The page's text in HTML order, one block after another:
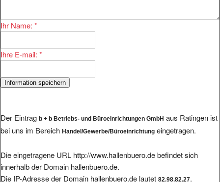
Ihr Name: *
Ihre E-mail: *
Der Eintrag b + b Betriebs- und Büroeinrichtungen GmbH aus Ratingen ist
bei uns im Bereich Handel/Gewerbe/Büroeinrichtung eingetragen.
Die eingetragene URL http://www.hallenbuero.de befindet sich
innerhalb der Domain hallenbuero.de.
Die IP-Adresse der Domain hallenbuero.de lautet 82.98.82.27.